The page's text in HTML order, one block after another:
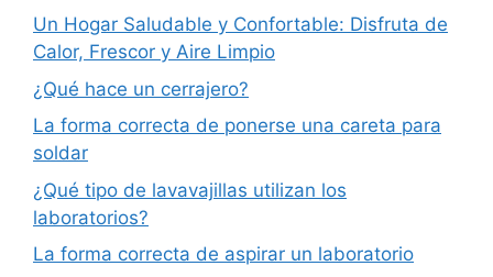
Un Hogar Saludable y Confortable: Disfruta de
Calor, Frescor y Aire Limpio
¿Qué hace un cerrajero?
La forma correcta de ponerse una careta para
soldar
¿Qué tipo de lavavajillas utilizan los
laboratorios?
La forma correcta de aspirar un laboratorio